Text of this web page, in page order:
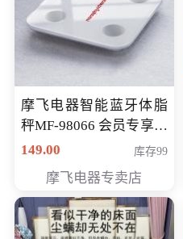
摩飞电器智能蓝牙体脂
秤MF-98066 会员专享价
98元
149.00 库存99
摩飞电器专卖店